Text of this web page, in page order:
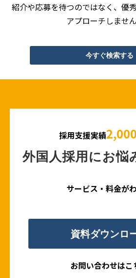
紹介や応募を待つのではなく、優
アプローチしませ
今すぐ検索する
採用支援実績2,000
外国人採用にお悩
サービス・料金が
資料ダウンロ
お問い合わせはこ